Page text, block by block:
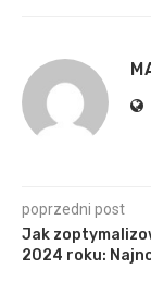
poprzedni post
Jak
2024 roku: